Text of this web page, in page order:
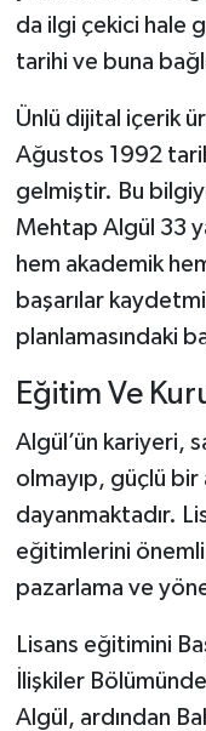
da ilgi çekici hale
tarihi ve buna
Ünlü dijital içerik
Ağustos 1992
gelmiştir. Bu
Mehtap Algül 33
hem akademik
başarılar
planlamasındaki
Eğitim Ve
Algül’ün kariyeri,
olmayıp, güçlü bir
dayanmaktadır.
eğitimlerini
pazarlama ve
Lisans eğitimini
İlişkiler
Algül, ardından